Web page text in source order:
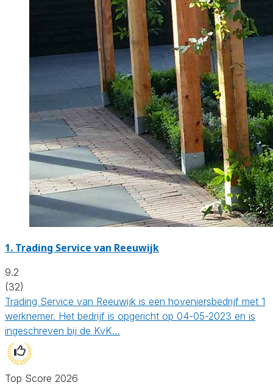
1. Trading Service van Reeuwijk
9.2
(32)
Trading Service van Reeuwijk is een hoveniersbedrijf met 1
werknemer. Het bedrijf is opgericht op 04-05-2023 en is
ingeschreven bij de KvK…
Top Score 2026